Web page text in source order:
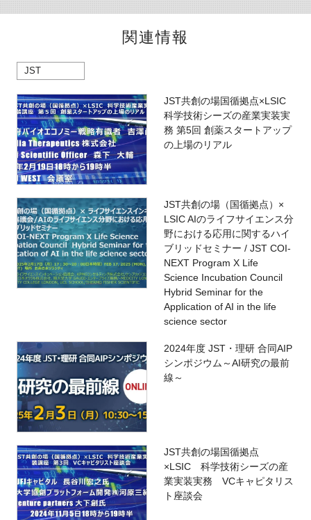
関連情報
JST
JST共創の場国循拠点×LSIC
科学技術シーズの産業実装実
務 第5回 創薬スタートアップ
の上場のリアル
JST共創の場（国循拠点）×
LSIC AIのライフサイエンス分
野における応用に関するハイ
ブリッドセミナー / JST COI-
NEXT Program X Life
Science Incubation Council
Hybrid Seminar for the
Application of AI in the life
science sector
2024年度 JST・理研 合同AIP
シンポジウム～AI研究の最前
線～
JST共創の場国循拠点
×LSIC 科学技術シーズの産
業実装実務 VCキャピタリス
ト座談会